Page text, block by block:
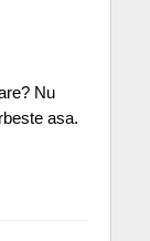
Nu
asa.